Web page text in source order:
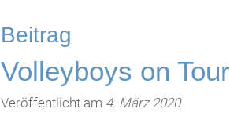
Beitrag
Volleyboys on Tour
Veröffentlicht am 4. März 2020